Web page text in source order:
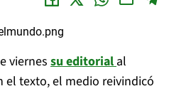
viernes su editorialal
el texto, el medio reivindicó